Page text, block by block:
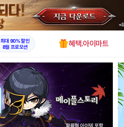
최대 90% 할인
8월 프로모션
혜택.아이마트